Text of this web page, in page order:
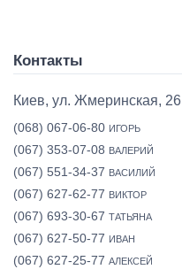
Контакты
Киев, ул. Жмеринская, 26
(068) 067-06-80 ИГОРЬ
(067) 353-07-08 ВАЛЕРИЙ
(067) 551-34-37 ВАСИЛИЙ
(067) 627-62-77 ВИКТОР
(067) 693-30-67 ТАТЬЯНА
(067) 627-50-77 ИВАН
(067) 627-25-77 АЛЕКСЕЙ